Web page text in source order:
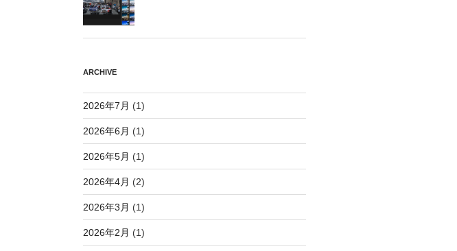
ARCHIVE
2026年7月 (1)
2026年6月 (1)
2026年5月 (1)
2026年4月 (2)
2026年3月 (1)
2026年2月 (1)